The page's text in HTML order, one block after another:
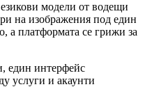
модели от водещи
на изображения под един
а платформата се грижи за
един интерфейс
услуги и акаунти